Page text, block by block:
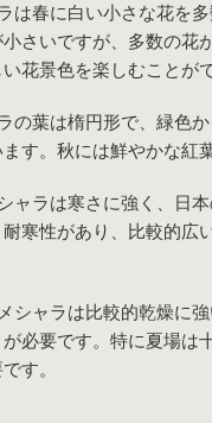
は春に白い小さな花を多
さいですが、多数の花
花景色を楽しむことが
の葉は楕円形で、緑色
す。秋には鮮やかな紅
ャラは寒さに強く、日
寒性があり、比較的広
シャラは比較的乾燥に強
必要です。特に夏場は
す。